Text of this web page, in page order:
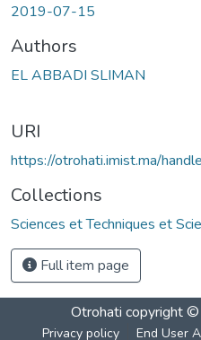
2019-07-15
Authors
EL ABBADI SLIMAN
URI
https://otrohati.imist.ma/
Collections
Sciences et Techniques et
Full item page
Otrohati copyright
Privacy policy End User